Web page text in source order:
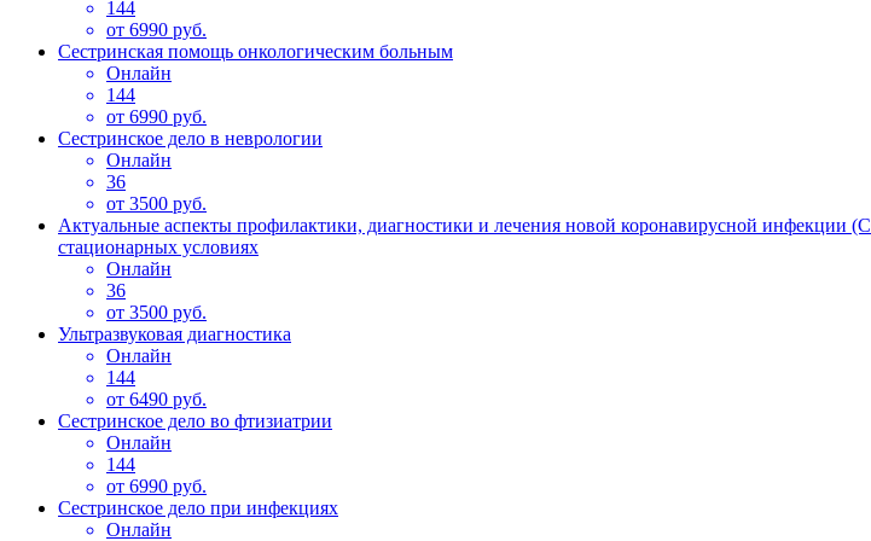
144
от 6990 руб.
Сестринская помощь онкологическим больным
Онлайн
144
от 6990 руб.
Сестринское дело в неврологии
Онлайн
36
от 3500 руб.
Актуальные аспекты профилактики, диагностики и лечения новой коронавирусной
стационарных условиях
Онлайн
36
от 3500 руб.
Ультразвуковая диагностика
Онлайн
144
от 6490 руб.
Сестринское дело во фтизиатрии
Онлайн
144
от 6990 руб.
Сестринское дело при инфекциях
Онлайн